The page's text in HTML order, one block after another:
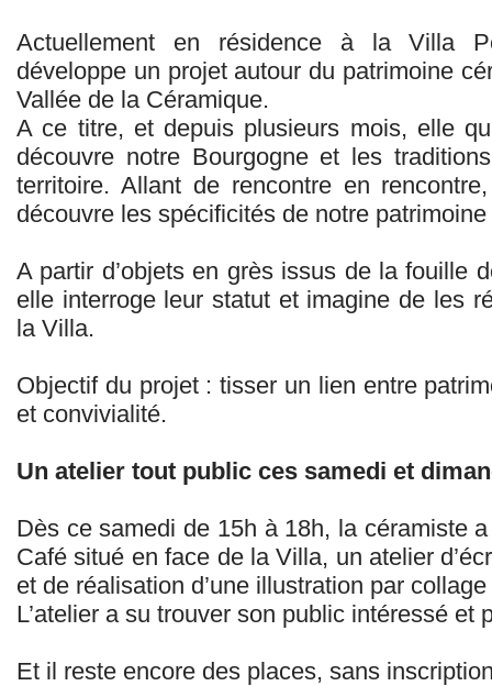
Actuellement en résidence à la Villa
développe un projet autour du patrimoine
Vallée de la Céramique.
A ce titre, et depuis plusieurs mois, elle
découvre notre Bourgogne et les
territoire. Allant de rencontre en
découvre les spécificités de notre
A partir d’objets en grès issus de la fouille
elle interroge leur statut et imagine de les
la Villa.
Objectif du projet : tisser un lien entre
et convivialité.
Un atelier tout public ces samedi et
Dès ce samedi de 15h à 18h, la céramiste
Café situé en face de la Villa, un atelier
et de réalisation d’une illustration par
L’atelier a su trouver son public intéressé et
Et il reste encore des places, sans